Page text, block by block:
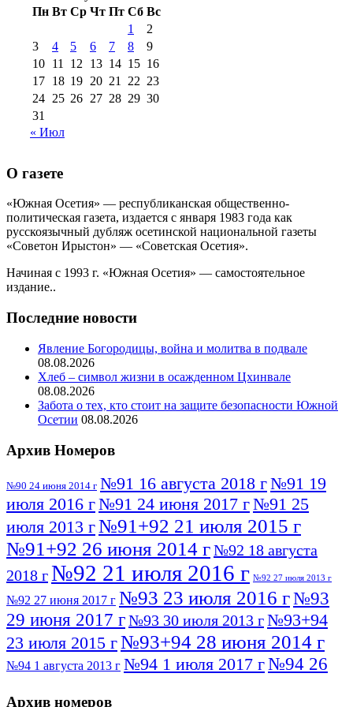
августа 2012 г(11)
августа 2013 г
(12)
Пн Вт Ср Чт Пт Сб Вс
1
2
3
4 5 6 7 8
9
10 11 12 13 14 15 16
17 18 19 20 21 22 23
24 25 26 27 28 29 30
31
« Июл
О газете
«Южная Осетия» — республиканская общественно-
политическая газета, издается с января 1983 года как
русскоязычный дубляж осетинской национальной газеты
«Советон Ирыстон» — «Советская Осетия».
Начиная с 1993 г. «Южная Осетия» — самостоятельное
издание..
Последние новости
Явление Богородицы, война и молитва в подвале
08.08.2026
Хлеб – символ жизни в осажденном Цхинвале
08.08.2026
Забота о тех, кто стоит на защите безопасности Южной
Осетии 08.08.2026
Архив Номеров
№90 24 июня 2014 г №91 16 августа 2018 г№91 19
июля 2016 г№91 24 июня 2017 г№91 25
июля 2013 г№91+92 21 июля 2015 г
№91+92 26 июня 2014 г№92 18 августа
2018 г№92 21 июля 2016 г №92 27 июля 2013 г
№92 27 июня 2017 г №93 23 июля 2016 г№93
29 июня 2017 г№93 30 июля 2013 г№93+94
23 июля 2015 г№93+94 28 июня 2014 г
№94 1 августа 2013 г №94 1 июля 2017 г№94 26
Архив номеров